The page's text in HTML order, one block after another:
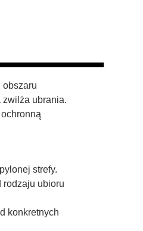
obszaru
zwilża ubrania.
strefy.
rodzaju ubioru
konkretnych